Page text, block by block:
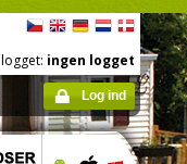
ingen logget
Log ind